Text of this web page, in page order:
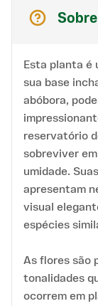
Sobre
Esta planta é
sua base
abóbora,
reservatório
sobreviver
umidade.
apresentam
visual
espécies
As flores são
tonalidades
ocorrem em